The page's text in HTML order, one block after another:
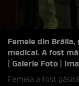
Femeie din
medical. A fost
| Galerie Foto |
Femeia a fost